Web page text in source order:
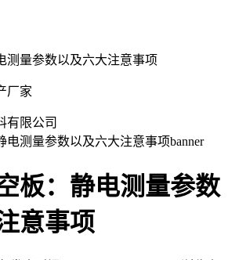
测量参数以及六大注意事项
厂家
有限公司
板：静电测量参数
意事项